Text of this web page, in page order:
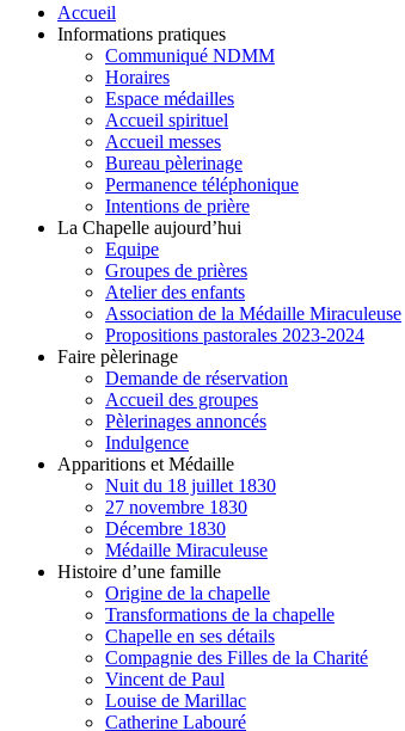
Accueil
Informations pratiques
Communiqué NDMM
Horaires
Espace médailles
Accueil spirituel
Accueil messes
Bureau pèlerinage
Permanence téléphonique
Intentions de prière
La Chapelle aujourd’hui
Equipe
Groupes de prières
Atelier des enfants
Association de la Médaille Miraculeuse
Propositions pastorales 2023-2024
Faire pèlerinage
Demande de réservation
Accueil des groupes
Pèlerinages annoncés
Indulgence
Apparitions et Médaille
Nuit du 18 juillet 1830
27 novembre 1830
Décembre 1830
Médaille Miraculeuse
Histoire d’une famille
Origine de la chapelle
Transformations de la chapelle
Chapelle en ses détails
Compagnie des Filles de la Charité
Vincent de Paul
Louise de Marillac
Catherine Labouré